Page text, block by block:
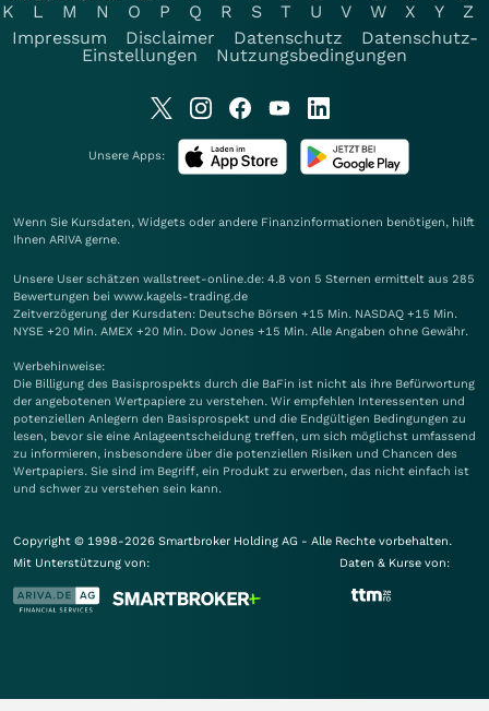
K
L M N O P Q R S T U V W X Y
Z
Impressum
Disclaimer Datenschutz
Datenschutz-
Einstellungen
Nutzungsbedingungen
Unsere Apps:
Wenn Sie Kursdaten, Widgets oder andere Finanzinformationen benötigen, hilft
Ihnen ARIVA gerne.
Unsere User schätzen wallstreet-online.de: 4.8 von 5 Sternen ermittelt aus 285
Bewertungen bei www.kagels-trading.de
Zeitverzögerung der Kursdaten: Deutsche Börsen +15 Min. NASDAQ +15 Min.
NYSE +20 Min. AMEX +20 Min. Dow Jones +15 Min. Alle Angaben ohne Gewähr.
Werbehinweise:
Die Billigung des Basisprospekts durch die BaFin ist nicht als ihre Befürwortung
der angebotenen Wertpapiere zu verstehen. Wir empfehlen Interessenten und
potenziellen Anlegern den Basisprospekt und die Endgültigen Bedingungen zu
lesen, bevor sie eine Anlageentscheidung treffen, um sich möglichst umfassend
zu informieren, insbesondere über die potenziellen Risiken und Chancen des
Wertpapiers. Sie sind im Begriff, ein Produkt zu erwerben, das nicht einfach ist
und schwer zu verstehen sein kann.
Copyright © 1998-2026 Smartbroker Holding AG - Alle Rechte vorbehalten.
Mit Unterstützung von:
Daten & Kurse von: